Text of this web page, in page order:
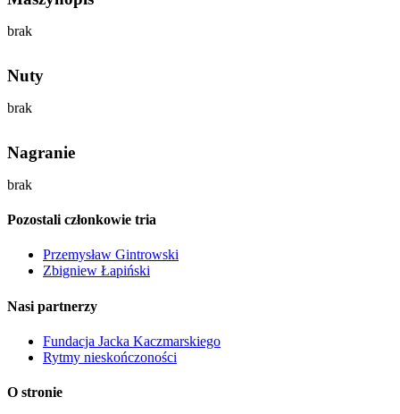
brak
Nuty
brak
Nagranie
brak
Pozostali członkowie tria
Przemysław Gintrowski
Zbigniew Łapiński
Nasi partnerzy
Fundacja Jacka Kaczmarskiego
Rytmy nieskończoności
O stronie